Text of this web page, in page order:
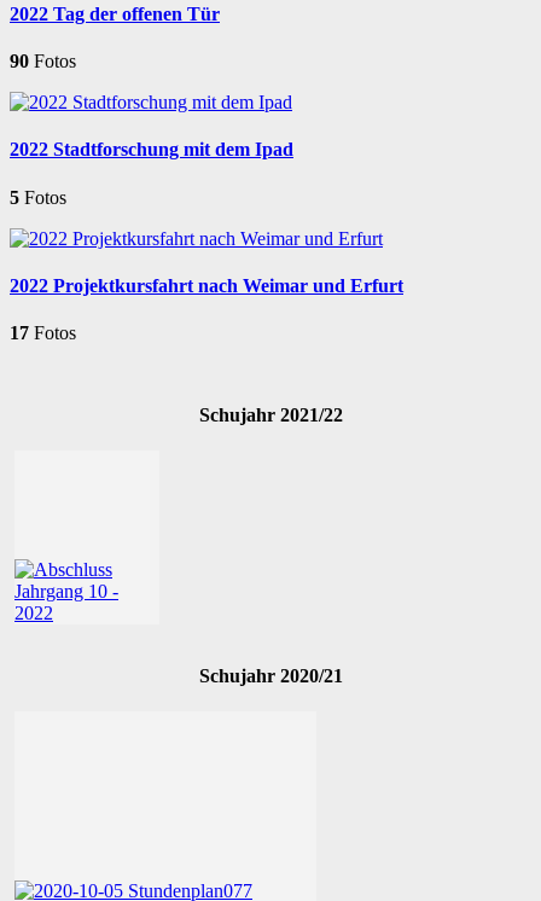
2022 Tag der offenen Tür
90 Fotos
2022 Stadtforschung mit dem Ipad
5 Fotos
2022 Projektkursfahrt nach Weimar und Erfurt
17 Fotos
Schujahr 2021/22
Schujahr 2020/21